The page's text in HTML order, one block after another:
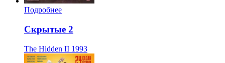
Подробнее
Скрытые 2
The Hidden II 1993